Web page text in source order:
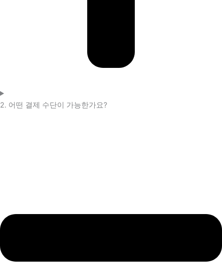
2. 어떤 결제 수단이 가능한가요?